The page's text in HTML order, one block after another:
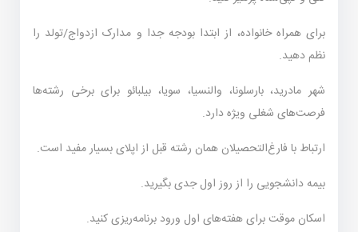
برای همراه خانواده، از ابتدا بودجه جدا و مدارک ازدواج/تولد را
نظم دهید.
شهر مادرید، بارسلونا، والنسیا، سویا، بیلبائو برای برخی رشته‌ها
فرصت‌های شغلی ویژه دارد.
ارتباط با فارغ‌التحصیلان همان رشته قبل از اپلای بسیار مفید است.
بیمه دانشجویی را از روز اول جدی بگیرید.
اسکان موقت برای هفته‌های اول ورود برنامه‌ریزی کنید.